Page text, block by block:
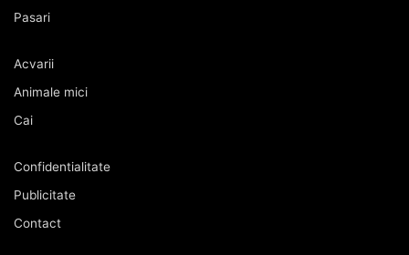
Pasari
Acvarii
Animale mici
Cai
Confidentialitate
Publicitate
Contact